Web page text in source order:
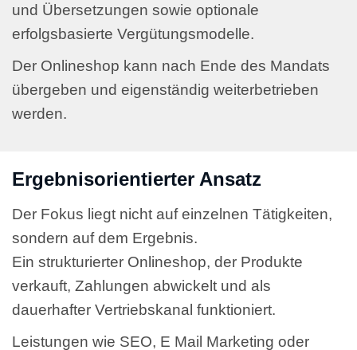
und Übersetzungen sowie optionale
erfolgsbasierte Vergütungsmodelle.
Der Onlineshop kann nach Ende des Mandats
übergeben und eigenständig weiterbetrieben
werden.
Ergebnisorientierter Ansatz
Der Fokus liegt nicht auf einzelnen Tätigkeiten,
sondern auf dem Ergebnis.
Ein strukturierter Onlineshop, der Produkte
verkauft, Zahlungen abwickelt und als
dauerhafter Vertriebskanal funktioniert.
Leistungen wie SEO, E Mail Marketing oder